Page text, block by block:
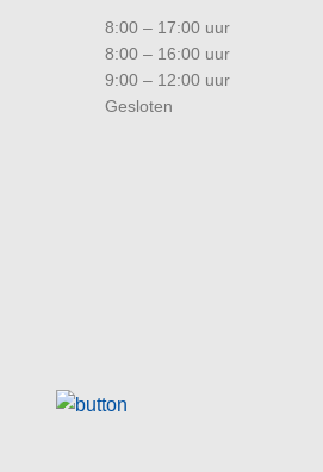
8:00 – 17:00 uur
8:00 – 16:00 uur
9:00 – 12:00 uur
Gesloten